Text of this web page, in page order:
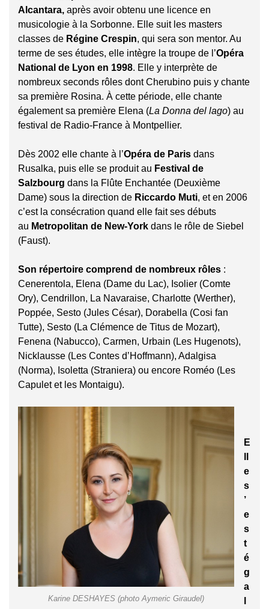
Alcantara, après avoir obtenu une licence en
musicologie à la Sorbonne. Elle suit les masters
classes de Régine Crespin, qui sera son mentor. Au
terme de ses études, elle intègre la troupe de l’Opéra
National de Lyon en 1998. Elle y interprète de
nombreux seconds rôles dont Cherubino puis y chante
sa première Rosina. À cette période, elle chante
également sa première Elena (La Donna del lago) au
festival de Radio-France à Montpellier.
Dès 2002 elle chante à l’Opéra de Paris dans
Rusalka, puis elle se produit au Festival de
Salzbourg dans la Flûte Enchantée (Deuxième
Dame) sous la direction de Riccardo Muti, et en 2006
c’est la consécration quand elle fait ses débuts
au Metropolitan de New-York dans le rôle de Siebel
(Faust).
Son répertoire comprend de nombreux rôles :
Cenerentola, Elena (Dame du Lac), Isolier (Comte
Ory), Cendrillon, La Navaraise, Charlotte (Werther),
Poppée, Sesto (Jules César), Dorabella (Cosi fan
Tutte), Sesto (La Clémence de Titus de Mozart),
Fenena (Nabucco), Carmen, Urbain (Les Hugenots),
Nicklausse (Les Contes d’Hoffmann), Adalgisa
(Norma), Isoletta (Straniera) ou encore Roméo (Les
Capulet et les Montaigu).
Karine DESHAYES (photo Aymeric Giraudel)
E
e
s
’
e
s
t
é
g
a